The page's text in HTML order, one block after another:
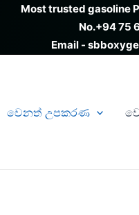
Most trusted gasoline
No.+94 75
Email -
වෙනත් උපකරණ